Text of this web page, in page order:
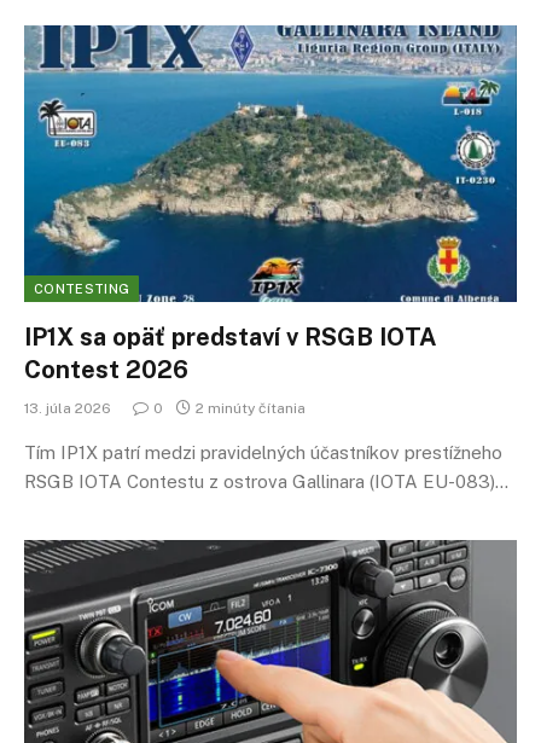
CONTESTING
IP1X sa opäť predstaví v RSGB IOTA
Contest 2026
13. júla 2026 0 2 minúty čítania
Tím IP1X patrí medzi pravidelných účastníkov prestížneho
RSGB IOTA Contestu z ostrova Gallinara (IOTA EU-083)…